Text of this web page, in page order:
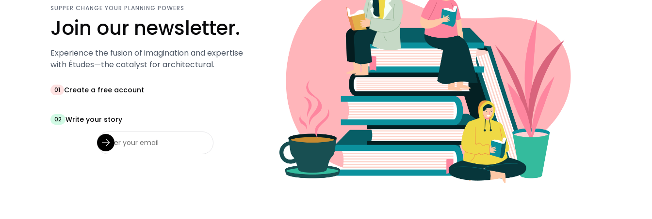
SUPPER CHANGE YOUR PLANNING POWERS
Join our newsletter.
Experience the fusion of imagination and expertise
with Études—the catalyst for architectural.
01 Create a free account
02 Write your story